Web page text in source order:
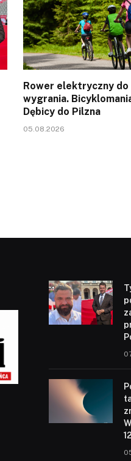
Rower elektryczny do
wygrania.
Dębicy do Pilzna
05.08.2026